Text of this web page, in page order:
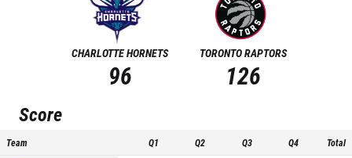
CHARLOTTE HORNETS
96
TORONTO RAPTORS
126
Score
Team Q1 Q2 Q3 Q4 Total